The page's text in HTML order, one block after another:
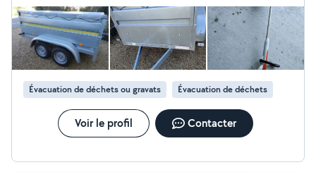
Évacuation de déchets ou gravats Évacuation de déchets
Voir le profil Contacter